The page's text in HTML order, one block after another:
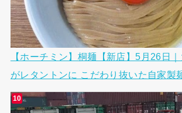
【ホーチミン】桐麺【新店】5月26日
がレタントンに こだわり抜いた自家製